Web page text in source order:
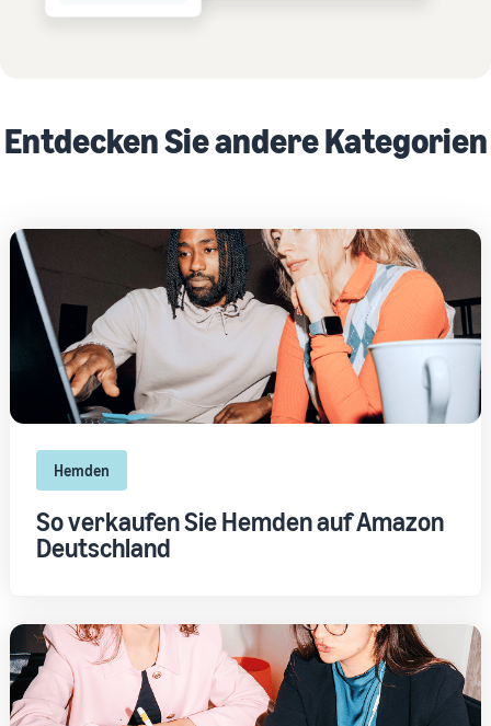
Entdecken Sie andere Kategorien
Hemden
So verkaufen Sie Hemden auf Amazon
Deutschland